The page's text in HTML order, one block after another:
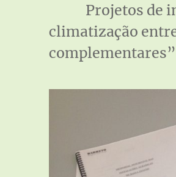
Projetos de
climatização